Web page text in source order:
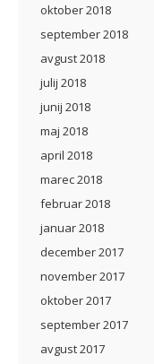
oktober 2018
september 2018
avgust 2018
julij 2018
junij 2018
maj 2018
april 2018
marec 2018
februar 2018
januar 2018
december 2017
november 2017
oktober 2017
september 2017
avgust 2017